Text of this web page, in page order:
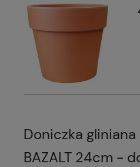
Doniczka gliniana
BAZALT 24cm -